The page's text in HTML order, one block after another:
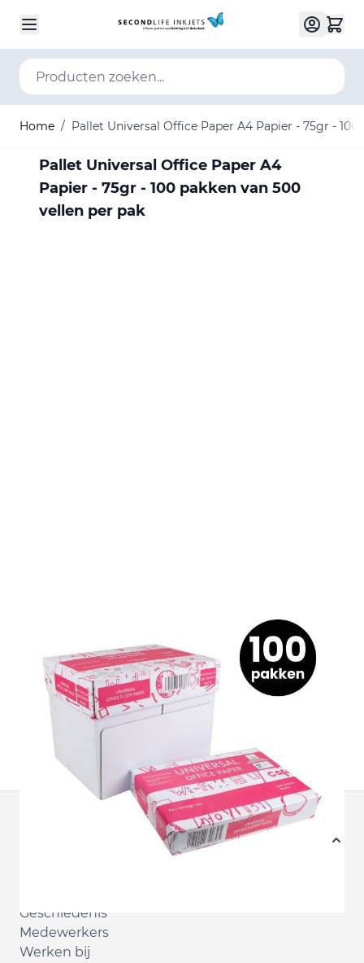
Producten zoeken...
Home / Pallet Universal Office Paper A4 Papier - 75gr -
Pallet Universal Office Paper A4
Papier - 75gr - 100 pakken van 500
vellen per pak
Pallet wordt binnen 2 werkdagen geleverd op
locatie.
Prijs is inclusief transportkosten,
adviesverkoopprijs is per pak.
Geschiedenis
Medewerkers
Werken bij